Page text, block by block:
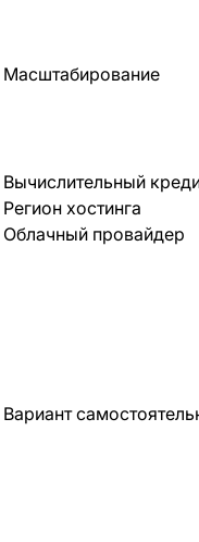
Масштабирование
Вычислительный
Регион хостинга
Облачный провайдер
Вариант